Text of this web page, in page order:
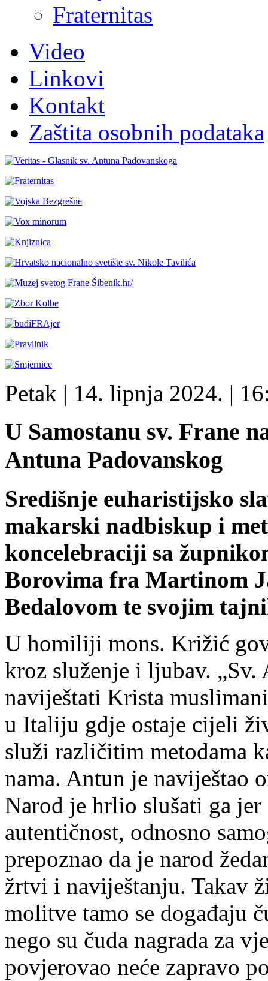
Fraternitas
Video
Linkovi
Kontakt
Zaštita osobnih podataka
Petak | 14. lipnja 2024. |
U Samostanu sv. Frane
Antuna Padovanskog
Središnje euharistijsko
makarski nadbiskup i
koncelebraciji sa
Borovima fra Martinom
Bedalovom te svojim
U homiliji mons. Križić
kroz služenje i ljubav.
naviještati Krista
u Italiju gdje ostaje cijeli
služi različitim metodama
nama. Antun je naviještao
Narod je hrlio slušati ga
autentičnost, odnosno
prepoznao da je narod
žrtvi i naviještanju. Takav
molitve tamo se događaju
nego su čuda nagrada za
povjerovao neće zapravo